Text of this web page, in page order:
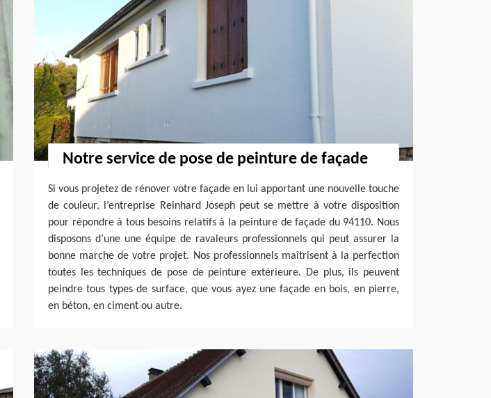
Notre service de pose de peinture de façade
Si vous projetez de rénover votre façade en lui apportant une nouvelle touche
de couleur, l’entreprise Reinhard Joseph peut se mettre à votre disposition
pour répondre à tous besoins relatifs à la peinture de façade du 94110. Nous
disposons d’une une équipe de ravaleurs professionnels qui peut assurer la
bonne marche de votre projet. Nos professionnels maîtrisent à la perfection
toutes les techniques de pose de peinture extérieure. De plus, ils peuvent
peindre tous types de surface, que vous ayez une façade en bois, en pierre,
en béton, en ciment ou autre.